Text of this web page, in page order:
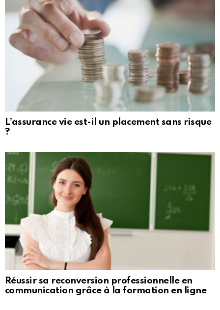
L’assurance vie est-il un placement sans risque
?
Réussir sa reconversion professionnelle en
communication grâce à la formation en ligne